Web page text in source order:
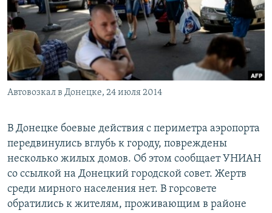
РАСПИСАНИЕ ВЕЩАНИЯ
ПОДПИШИТЕСЬ НА РАССЫЛКУ
СОЦИАЛЬНЫЕ СЕТИ
Все сайты РСЕ/РС
Автовозкал в Донецке, 24 июля 2014
В Донецке боевые действия с периметра аэропорта
передвинулись вглубь к городу, повреждены
несколько жилых домов. Об этом сообщает УНИАН
со ссылкой на Донецкий городской совет. Жертв
среди мирного населения нет. В горсовете
обратились к жителям, проживающим в районе